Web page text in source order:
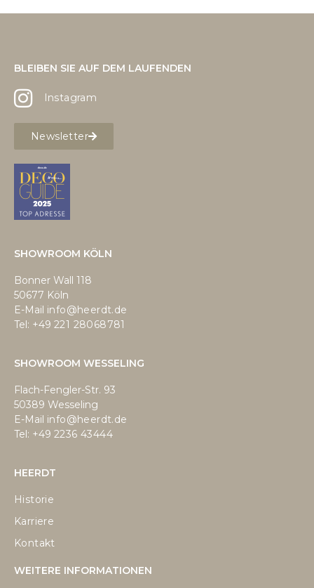
BLEIBEN SIE AUF DEM LAUFENDEN
Instagram
Newsletter
SHOWROOM KÖLN
Bonner Wall 118
50677 Köln
E-Mail info@heerdt.de
Tel: +49 221 28068781
SHOWROOM WESSELING
Flach-Fengler-Str. 93
50389 Wesseling
E-Mail info@heerdt.de
Tel: +49 2236 43444
HEERDT
Historie
Karriere
Kontakt
WEITERE INFORMATIONEN